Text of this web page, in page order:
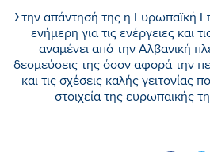
Στην απάντησή της η Ευρωπαϊκή
ενήμερη για τις ενέργειες και
αναμένει από την Αλβανική
δεσμεύσεις της όσον αφορά την
και τις σχέσεις καλής γειτονίας
στοιχεία της ευρωπαϊκής